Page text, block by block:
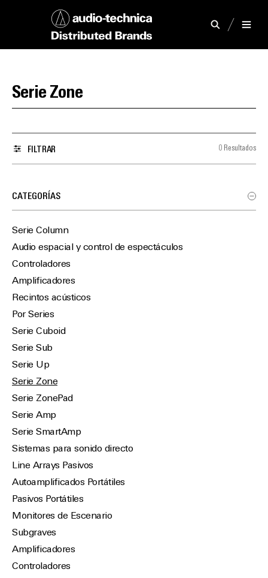
Serie Zone
FILTRAR 0 Resultados
CATEGORÍAS
Serie Column
Audio espacial y control de espectáculos
Controladores
Amplificadores
Recintos acústicos
Por Series
Serie Cuboid
Serie Sub
Serie Up
Serie Zone
Serie ZonePad
Serie Amp
Serie SmartAmp
Sistemas para sonido directo
Line Arrays Pasivos
Autoamplificados Portátiles
Pasivos Portátiles
Monitores de Escenario
Subgraves
Amplificadores
Controladores